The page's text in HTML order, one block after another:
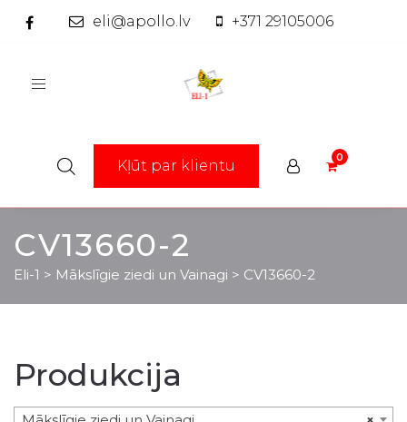
eli@apollo.lv +371 29105006
Toggle
Kļūt par klientu
CV13660-2
Eli-1 > Mākslīgie ziedi un Vainagi > CV13660-2
Produkcija